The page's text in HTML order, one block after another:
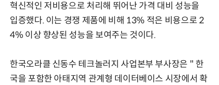
혁신적인 저비용으로 처리해 뛰어난 가격 대비 성능을
입증했다. 이는 경쟁 제품에 비해 13% 적은 비용으로 2
4% 이상 향상된 성능을 보여주는 것이다.
한국오라클 신동수 테크놀러지 사업본부 부사장은 " 한
국을 포함한 아태지역 관계형 데이터베이스 시장에서 확